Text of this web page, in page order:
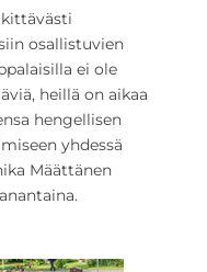
osallistuvien
ei ole
heillä on aikaa
hengellisen
yhdessä
Määttänen